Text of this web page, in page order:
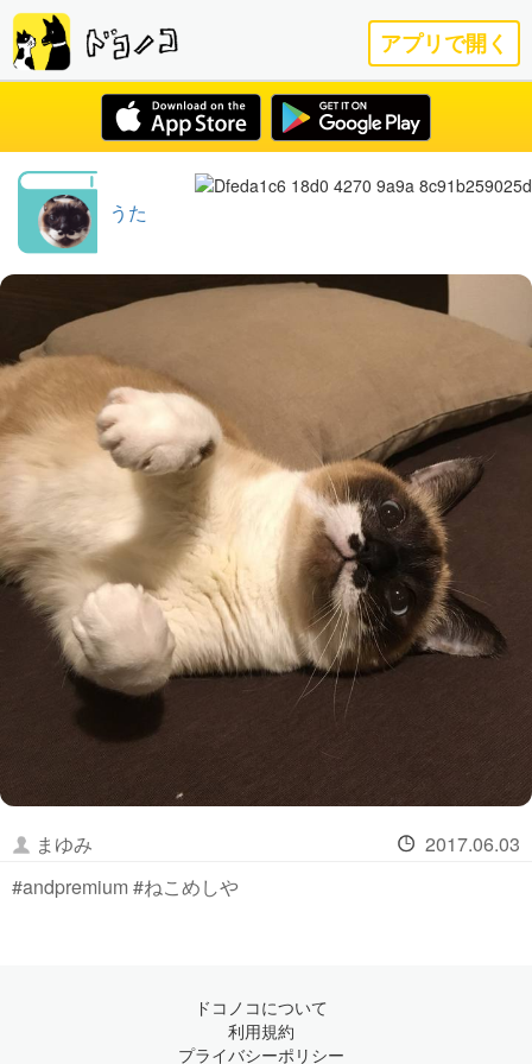
アプリで開く
うた
まゆみ
2017.06.03
#andpremium #ねこめしや
ドコノコについて
利用規約
プライバシーポリシー